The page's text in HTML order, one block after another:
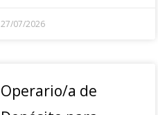
27/07/2026
Operario/a de